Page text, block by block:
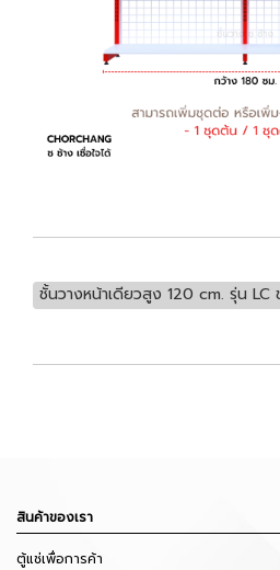
ชั้นวางหน้าเดียวสูง 120 cm. รุ่น LC
สินค้าของเรา
ตู้แช่เพื่อการค้า